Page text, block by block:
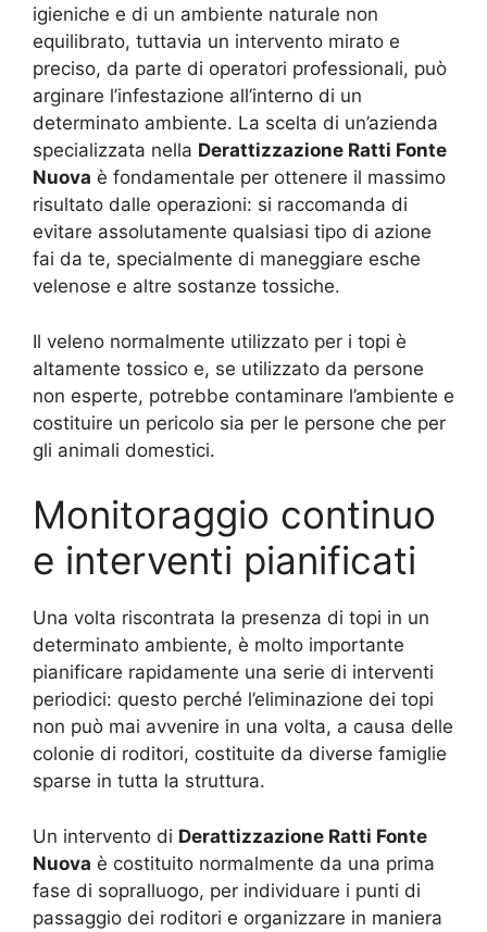
igieniche e di un ambiente naturale non
equilibrato, tuttavia un intervento mirato e
preciso, da parte di operatori professionali, può
arginare l’infestazione all’interno di un
determinato ambiente. La scelta di un’azienda
specializzata nella Derattizzazione Ratti Fonte
Nuova è fondamentale per ottenere il massimo
risultato dalle operazioni: si raccomanda di
evitare assolutamente qualsiasi tipo di azione
fai da te, specialmente di maneggiare esche
velenose e altre sostanze tossiche.
Il veleno normalmente utilizzato per i topi è
altamente tossico e, se utilizzato da persone
non esperte, potrebbe contaminare l’ambiente e
costituire un pericolo sia per le persone che per
gli animali domestici.
Monitoraggio continuo
e interventi pianificati
Una volta riscontrata la presenza di topi in un
determinato ambiente, è molto importante
pianificare rapidamente una serie di interventi
periodici: questo perché l’eliminazione dei topi
non può mai avvenire in una volta, a causa delle
colonie di roditori, costituite da diverse famiglie
sparse in tutta la struttura.
Un intervento di Derattizzazione Ratti Fonte
Nuova è costituito normalmente da una prima
fase di sopralluogo, per individuare i punti di
passaggio dei roditori e organizzare in maniera